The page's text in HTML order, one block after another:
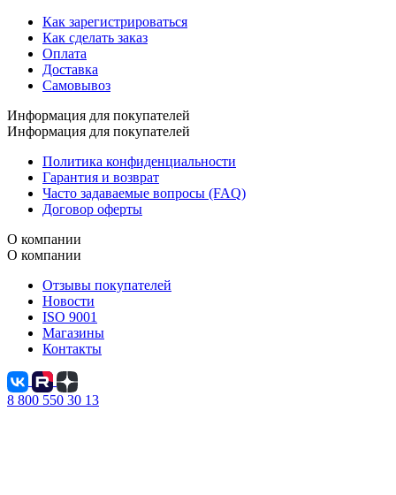
Как зарегистрироваться
Как сделать заказ
Оплата
Доставка
Самовывоз
Информация для покупателей
Информация для покупателей
Политика конфиденциальности
Гарантия и возврат
Часто задаваемые вопросы (FAQ)
Договор оферты
О компании
О компании
Отзывы покупателей
Новости
ISO 9001
Магазины
Контакты
8 800 550 30 13